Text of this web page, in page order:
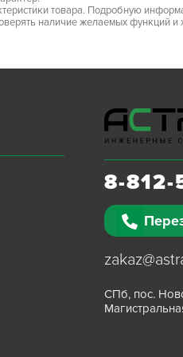
товара. Подробную
наличие желаемых функций и
8-812-
СПб, пос.